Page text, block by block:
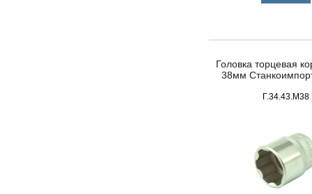
Головка торцевая
38мм
Г.34.43.М38